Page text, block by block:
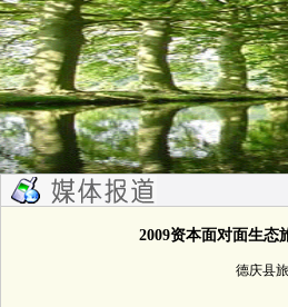
2009资本面对面生态
德庆县